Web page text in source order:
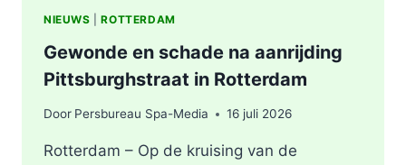
NIEUWS |ROTTERDAM
Gewonde en schade na aanrijding
Pittsburghstraat in Rotterdam
Door Persbureau Spa-Media 16 juli 2026
Rotterdam – Op de kruising van de